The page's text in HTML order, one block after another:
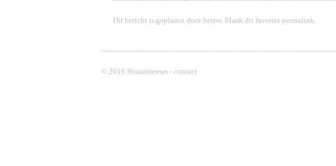
Dit bericht is geplaatst door hester. Maak dit favoriet permalink.
© 2016 Straatnieuws - contact